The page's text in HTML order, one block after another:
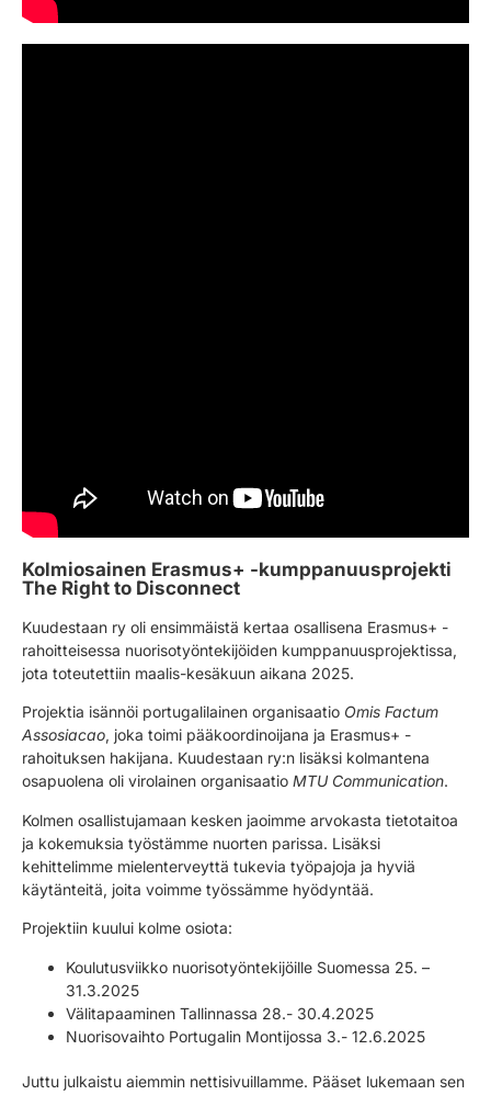
Kolmiosainen Erasmus+ -kumppanuusprojekti
The Right to Disconnect
Kuudestaan ry oli ensimmäistä kertaa osallisena Erasmus+ -
rahoitteisessa nuorisotyöntekijöiden kumppanuusprojektissa,
jota toteutettiin maalis-kesäkuun aikana 2025.
Projektia isännöi portugalilainen organisaatio Omis Factum
Assosiacao, joka toimi pääkoordinoijana ja Erasmus+ -
rahoituksen hakijana. Kuudestaan ry:n lisäksi kolmantena
osapuolena oli virolainen organisaatio MTU Communication.
Kolmen osallistujamaan kesken jaoimme arvokasta tietotaitoa
ja kokemuksia työstämme nuorten parissa. Lisäksi
kehittelimme mielenterveyttä tukevia työpajoja ja hyviä
käytänteitä, joita voimme työssämme hyödyntää.
Projektiin kuului kolme osiota:
Koulutusviikko nuorisotyöntekijöille Suomessa 25. –
31.3.2025
Välitapaaminen Tallinnassa 28.- 30.4.2025
Nuorisovaihto Portugalin Montijossa 3.- 12.6.2025
Juttu julkaistu aiemmin nettisivuillamme. Pääset lukemaan sen